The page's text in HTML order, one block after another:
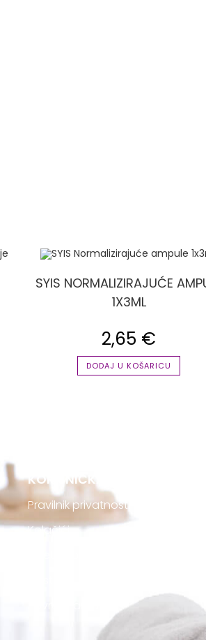
SYIS NORMALIZIRAJUĆE
1X3ML
2,65 €
DODAJ U KOŠARICU
KORISNIČKA PODRŠKA
Pravilnik privatnosti
Kolačići